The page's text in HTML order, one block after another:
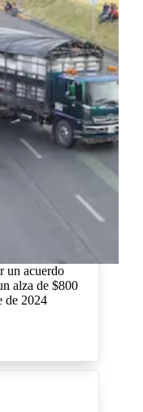
un acuerdo
alza de $800
de 2024